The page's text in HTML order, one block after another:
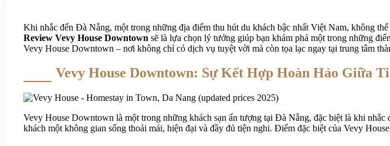
Khi nhắc đến Đà Nẵng, một trong những địa điểm thu hút du khách bậc nhất Việt Nam, không
Review Vevy House Downtown sẽ là lựa chọn lý tưởng giúp bạn khám phá một trong những
Vevy House Downtown – nơi không chỉ có dịch vụ tuyệt vời mà còn tọa lạc ngay tại trung tâm
Vevy House Downtown: Sự Kết Hợp Hoàn Hảo Giữa
Vevy House Downtown là một trong những khách sạn ấn tượng tại Đà Nẵng, đặc biệt là khi
khách một không gian sống thoải mái, hiện đại và đầy đủ tiện nghi. Điểm đặc biệt của Vevy